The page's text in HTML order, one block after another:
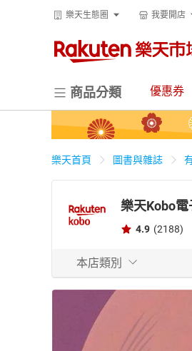
樂天生態圈 我要開店
商品分類 優惠券
樂天首頁 圖書與雜誌
樂天Kobo電
4.9 (2188)
本店類別